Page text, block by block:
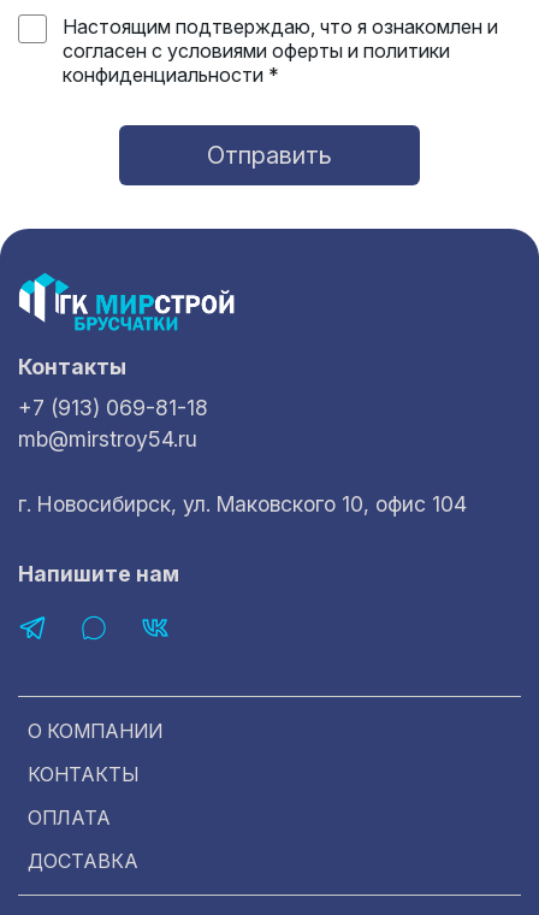
Настоящим подтверждаю, что я ознакомлен и
согласен с условиями оферты и политики
конфиденциальности *
Отправить
О КОМПАНИИ
КОНТАКТЫ
ОПЛАТА
ДОСТАВКА
Контакты
+7 (913) 069-81-18
mb@mirstroy54.ru
г. Новосибирск, ул. Маковского 10, офис 104
Напишите нам